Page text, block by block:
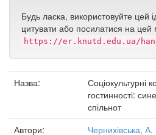
Будь ласка, використовуйте цей
цитувати або посилатися на цей
https://er.knutd.edu.ua/
Назва:
Соціокультурні
гостинності:
спільнот
Автори:
Чернихівська, А.